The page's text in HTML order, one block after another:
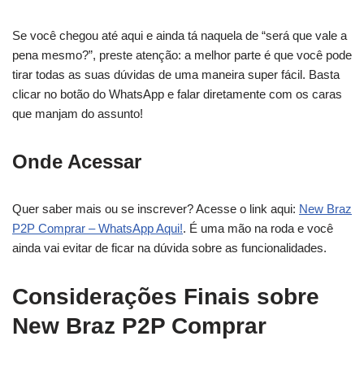
Se você chegou até aqui e ainda tá naquela de “será que vale a
pena mesmo?”, preste atenção: a melhor parte é que você pode
tirar todas as suas dúvidas de uma maneira super fácil. Basta
clicar no botão do WhatsApp e falar diretamente com os caras
que manjam do assunto!
Onde Acessar
Quer saber mais ou se inscrever? Acesse o link aqui: New Braz
P2P Comprar – WhatsApp Aqui!. É uma mão na roda e você
ainda vai evitar de ficar na dúvida sobre as funcionalidades.
Considerações Finais sobre
New Braz P2P Comprar